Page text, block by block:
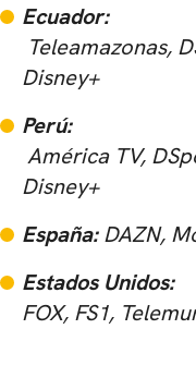
Ecuador:
Teleamazonas,
Disney+
Perú:
América TV,
Disney+
España:DAZN,
Estados Unidos:
FOX, FS1,